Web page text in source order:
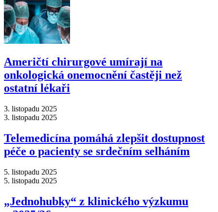
Američtí chirurgové umírají na
onkologická onemocnění častěji než
ostatní lékaři
3. listopadu 2025
3. listopadu 2025
Telemedicína pomáhá zlepšit dostupnost
péče o pacienty se srdečním selháním
5. listopadu 2025
5. listopadu 2025
„Jednohubky“ z klinického výzkumu